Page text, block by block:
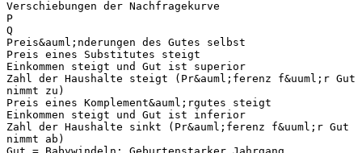
Verschiebungen der Nachfragekurve
P
Q
Preis&auml;nderungen des Gutes selbst
Preis eines Substitutes steigt
Einkommen steigt und Gut ist superior
Zahl der Haushalte steigt (Pr&auml;ferenz f&uuml;r Gut
nimmt zu)
Preis eines Komplement&auml;rgutes steigt
Einkommen steigt und Gut ist inferior
Zahl der Haushalte sinkt (Pr&auml;ferenz f&uuml;r Gut
nimmt ab)